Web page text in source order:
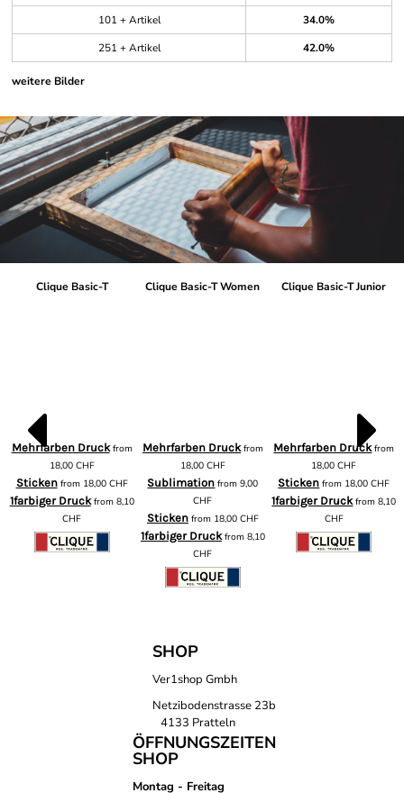
101 + Artikel
34.0%
251 + Artikel
42.0%
weitere Bilder
Clique Basic-T
Mehrfarben Druckfrom
18,00 CHF
Stickenfrom 18,00 CHF
1farbiger Druckfrom 8,10
CHF
Clique Basic-T Women
Mehrfarben Druckfrom
18,00 CHF
Sublimation from9,00
CHF
Stickenfrom 18,00 CHF
1farbiger Druckfrom 8,10
CHF
Clique Basic-T Junior
Mehrfarben Druckfrom
18,00CHF
Sticken from 18,00CHF
1farbiger Druckfrom8,10
CHF
SHOP
Ver1shop Gmbh
Netzibodenstrasse 23b
4133 Pratteln
ÖFFNUNGSZEITEN
SHOP
Montag - Freitag